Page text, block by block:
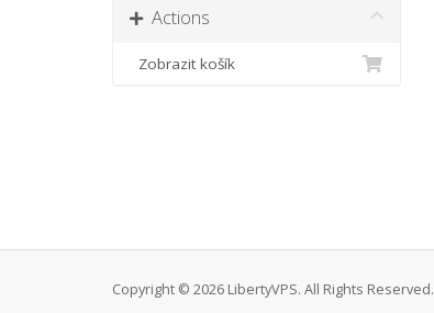
Actions
Zobrazit košík
Copyright © 2026 LibertyVPS. All Rights Reserved.